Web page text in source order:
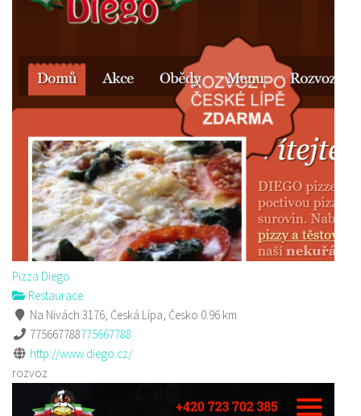
Pizza Diego
Restaurace
Na Nivách 3176, Česká Lípa, Česko 0.96 km
775667788775667788
http://www.diego.cz/
rozvoz